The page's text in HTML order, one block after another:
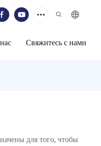
Свяжитесь с нами
для того, чтобы